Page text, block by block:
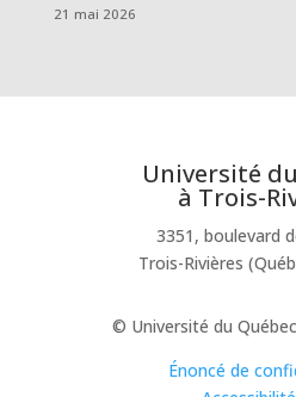
21 mai 2026
Université
à Trois-
3351, boulevard
Trois-Rivières
© Université du
Énoncé de